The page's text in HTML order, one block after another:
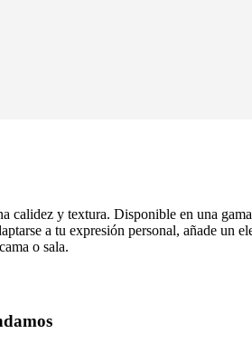
calidez y textura. Disponible en una
a tu expresión personal, añade un
o sala.
damos